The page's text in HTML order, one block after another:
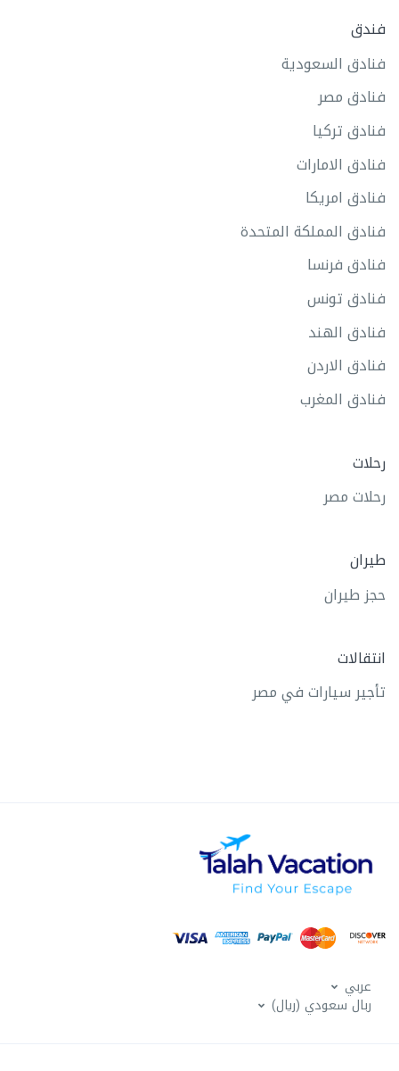
فندق
فنادق السعودية
فنادق مصر
فنادق تركيا
فنادق الامارات
فنادق امريكا
فنادق المملكة المتحدة
فنادق فرنسا
فنادق تونس
فنادق الهند
فنادق الاردن
فنادق المغرب
رحلات
رحلات مصر
طيران
حجز طيران
انتقالات
تأجير سيارات في مصر
عربي
ربال سعودي (ريال)